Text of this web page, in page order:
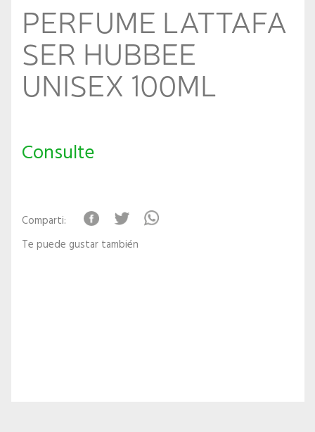
PERFUME LATTAFA
SER HUBBEE
UNISEX 100ML
Consulte
Comparti:
Te puede gustar también